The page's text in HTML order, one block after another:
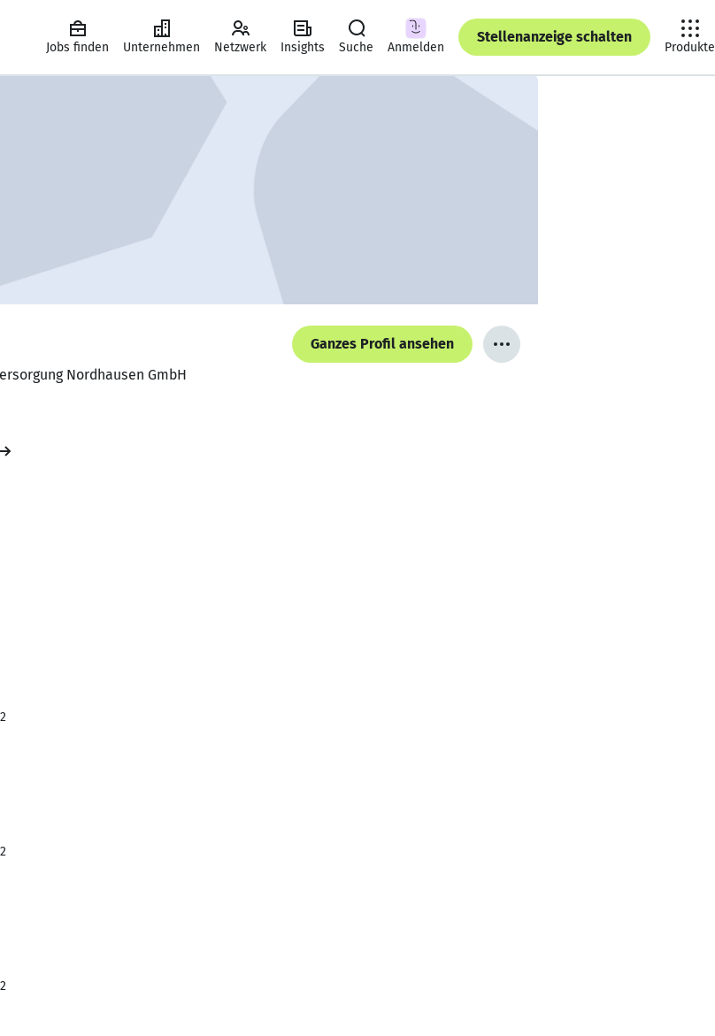
Jobs finden Unternehmen Netzwerk Insights Suche Anmelden
Stellenanzeige schalten
Produkte
Ganzes Profil ansehen
Nordhausen GmbH